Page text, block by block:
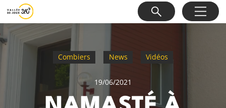
Combiers News Vidéos
19/06/2021